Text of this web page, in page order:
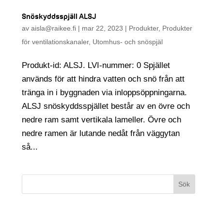
Snöskyddsspjäll ALSJ
av aisla@raikee.fi| mar 22, 2023 | Produkter, Produkter
för ventilationskanaler, Utomhus- och snöspjäl
Produkt-id: ALSJ. LVI-nummer: 0 Spjället
används för att hindra vatten och snö från att
tränga in i byggnaden via inloppsöppningarna.
ALSJ snöskyddsspjället består av en övre och
nedre ram samt vertikala lameller. Övre och
nedre ramen är lutande nedåt från väggytan
så...
Sök